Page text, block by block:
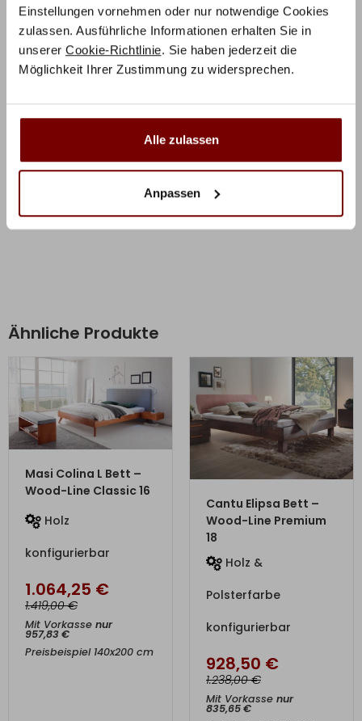
Einstellungen vornehmen oder nur notwendige Cookies
zulassen. Ausführliche Informationen erhalten Sie in
unserer Cookie-Richtlinie. Sie haben jederzeit die
Möglichkeit Ihrer Zustimmung zu widersprechen.
Alle zulassen
Anpassen
Das Bett Ezzo aus massivem Akazienholz bekommt
durch die Verwendung von metallenen Kufenbeine in
anthrazit einen ganz besonderen Industriecharme. Die
metallenen Beschläge vervollständigen diesen
oder grau lackiert erhältlich.
Zusätzliche Informationen
Ähnliche Produkte
ZUM PRODUKT
Masi Colina L Bett –
Wood-Line Classic 16
Holz
konfigurierbar
1.064,25 €
1.419,00€
Mit Vorkasse nur
957,83€
Preisbeispiel 140x200 cm
ZUM PRODUKT
Cantu Elipsa Bett –
Wood-Line Premium
18
Holz &
Polsterfarbe
konfigurierbar
928,50 €
1.238,00€
Mit Vorkasse nur
835,65€